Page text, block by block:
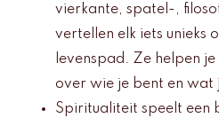
vierkante, spatel-,
vertellen elk iets unieks
levenspad. Ze helpen
over wie je bent en wat
Spiritualiteit speelt een